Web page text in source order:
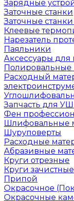
Зарядные
Заточные станки
Заточные
Клеевые
Нарезатель
Паяльники
Аксессуары для
Расходный
Запчасть для
Фен
Шлифовальные
Шуруповерты
Расходные
Абразивные
Круги отрезные
Круги зачистные
Припой
Окрасочное
Окрасочные